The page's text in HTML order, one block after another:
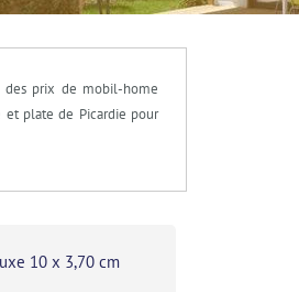
prix de mobil-home
plate de Picardie pour
10 x 3,70 cm